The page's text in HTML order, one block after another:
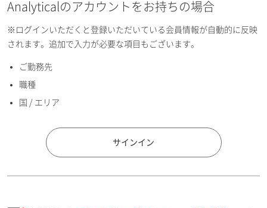
E-mailアドレス（半角英数）
国 / エリア
Analyticalのアカウントをお持ちの場合
※ログインいただくと登録いただいている会員情報が自動的に反映
されます。追加で入力が必要な項目もございます。
ご勤務先
職種
国 / エリア
サインイン